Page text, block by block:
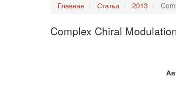
Главная Статьи 2013
Complex Chiral